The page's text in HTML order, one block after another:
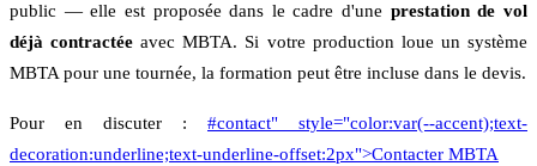
public — elle est proposée dans le cadre d'une prestation de vol
déjà contractée avec MBTA. Si votre production loue un système
MBTA pour une tournée, la formation peut être incluse dans le devis.
Pour en discuter : #contact" style="color:var(--accent);text-
decoration:underline;text-underline-offset:2px">Contacter MBTA